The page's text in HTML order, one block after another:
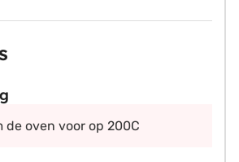
de oven voor op 200C